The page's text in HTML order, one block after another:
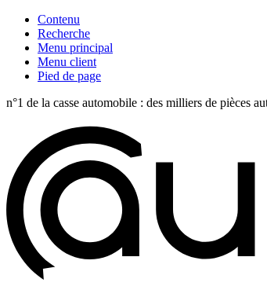
Contenu
Recherche
Menu principal
Menu client
Pied de page
n°1 de la casse automobile : des milliers de